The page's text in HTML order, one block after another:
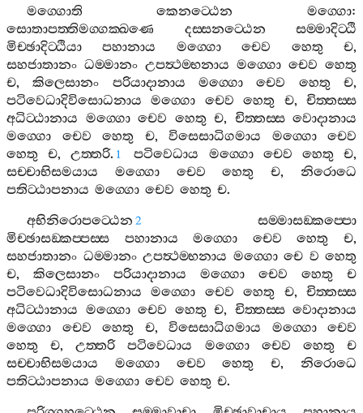
මග‍්ගොති කෙනට‍්ඨෙන මග‍්ගො:
සොතාපත‍්තිමග‍්ගක‍්ඛණෙ
දස‍්සනට‍්ඨෙන
සම‍්මාදිට‍්ඨි
මිච‍්ඡාදිට‍්ඨියා
පහානාය මග‍්ගො චෙව හෙතු ච,
සහජාතානං ධම‍්මානං උපත්‍ථම‍්භනාය මග‍්ගො චෙව හෙතු
ච,කිලෙසානං පරියාදානාය මග‍්ගො චෙව හෙතු ච,
පටිවෙධාදිවිසොධනාය
මග‍්ගො චෙව හෙතු ච,චිත‍්තස‍්ස
අධිට‍්ඨානාය මග‍්ගො චෙව හෙතු ච, චිත‍්තස‍්ස වොදානාය
මග‍්ගො
චෙව හෙතු ච, විසෙසාධිගමාය මග‍්ගො
චෙව
හෙතු
ච,උත‍්තරි. 1 පටිවෙධාය මග‍්ගො චෙව හෙතු ච,
සච‍්චාභිසමයාය
මග‍්ගො චෙව හෙතු ච,නිරොධෙ
පතිට‍්ඨාපනාය මග‍්ගො චෙව හෙතු ච.
අභිනිරොපට‍්ඨෙන 2
සම‍්මාසඞ‍්කප‍්පො
මිච‍්ඡාසඞ‍්කප‍්පස‍්ස
පහානාය මග‍්ගො චෙව හෙතු ච,
සහජාතානං ධම‍්මානං උපත්‍ථම‍්භනාය මග‍්ගො චෙ ව හෙතු
ච, කිලෙසානං පරියාදානාය මග‍්ගො චෙව හෙතු
ච
පටිවෙධාදිවිසොධනාය
මග‍්ගො චෙව හෙතු ච,චිත‍්තස‍්ස
අධිට‍්ඨානාය මග‍්ගො චෙව හෙතු ච, චිත‍්තස‍්ස වොදානාය
මග‍්ගො
චෙව හෙතු ච, විසෙසාධිගමාය මග‍්ගො
චෙව
හෙතු
ච,උත‍්තරි පටිවෙධාය මග‍්ගො චෙව හෙතු
ච
සච‍්චාභිසමයාය
මග‍්ගො චෙව හෙතු ච,නිරොධෙ
පතිට‍්ඨාපනාය මග‍්ගො චෙව හෙතු ච.